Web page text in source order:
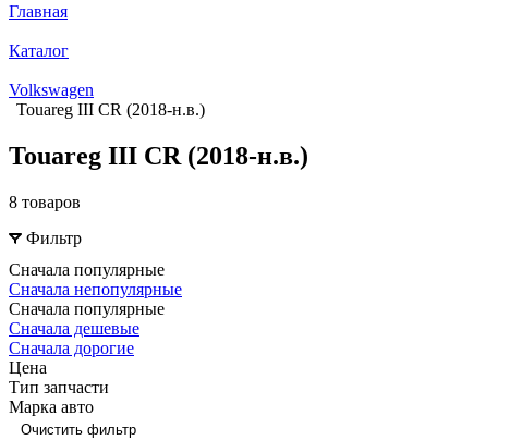
Главная
Каталог
Volkswagen
Touareg III CR (2018-н.в.)
Touareg III CR (2018-н.в.)
8 товаров
Фильтр
Сначала популярные
Сначала непопулярные
Сначала популярные
Сначала дешевые
Сначала дорогие
Цена
Тип запчасти
Марка авто
Очистить фильтр